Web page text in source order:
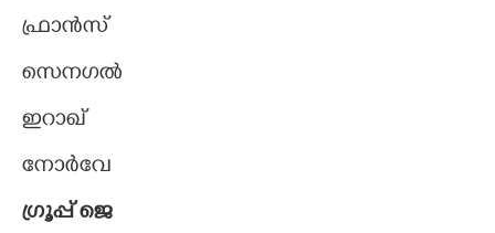
ഫ്രാൻസ്
സെനഗൽ
ഇറാഖ്
നോർവേ
ഗ്രൂപ്പ് ജെ